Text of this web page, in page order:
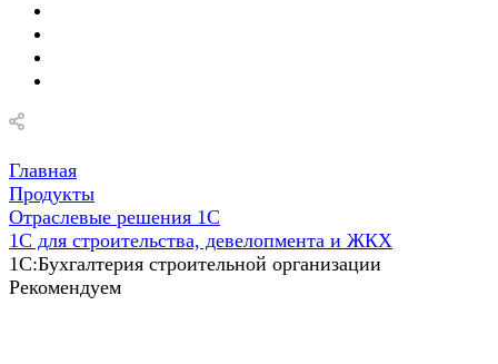
Главная
Продукты
Отраслевые решения 1С
1С для строительства, девелопмента и ЖКХ
1С:Бухгалтерия строительной организации
Рекомендуем